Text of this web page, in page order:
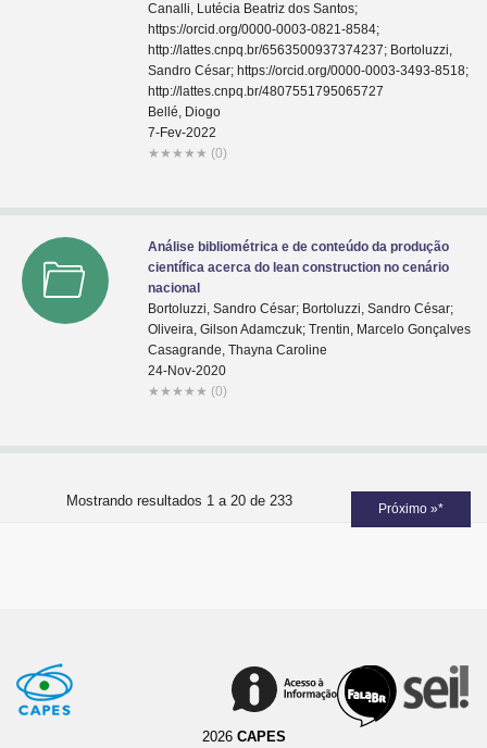
Canalli, Lutécia Beatriz dos Santos;
https://orcid.org/0000-0003-0821-8584;
http://lattes.cnpq.br/6563500937374237; Bortoluzzi,
Sandro César; https://orcid.org/0000-0003-3493-8518;
http://lattes.cnpq.br/4807551795065727
Bellé, Diogo
7-Fev-2022
★ ★ ★ ★ ★ (0)
Análise bibliométrica e de conteúdo da produção
científica acerca do lean construction no cenário
nacional
Bortoluzzi, Sandro César; Bortoluzzi, Sandro César;
Oliveira, Gilson Adamczuk; Trentin, Marcelo Gonçalves
Casagrande, Thayna Caroline
24-Nov-2020
★ ★ ★ ★ ★ (0)
Mostrando resultados 1 a 20 de 233 Próximo »*
2026 CAPES